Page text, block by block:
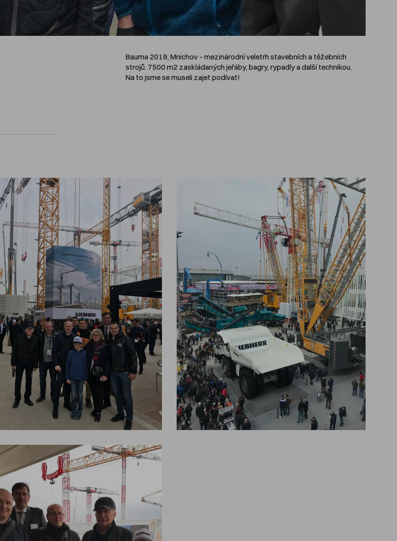
Bauma 2019, Mnichov – mezinárodní veletrh stavebních a těžebních
strojů. 7500 m2 zaskládaných jeřáby, bagry, rypadly a další technikou.
Na to jsme se museli zajet podívat!